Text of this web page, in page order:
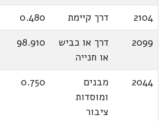
2104
דרך קיימת
0.480
2099
דרך או כביש
או חנייה
98.910
2044
מבנים
ומוסדות
ציבור
0.750